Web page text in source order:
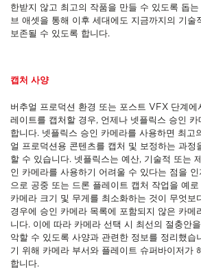
한받지 않고 최고의 작품을 만들 수 있도록 돕는
브 애셋을 통해 이후 세대에도 지금까지의 기술
보존될 수 있도록 합니다.
캡처 사양
버추얼 프로덕션 환경 또는 포스트 VFX 단계
레이트를 캡처할 경우, 언제나 넷플릭스 승인
합니다. 넷플릭스 승인 카메라를 사용하면 최고
얼 프로덕션용 콘텐츠를 캡처 및 보정하는 과정
할 수 있습니다. 넷플릭스는 예산, 기술적 또는
인 카메라를 사용하기 어려울 수 있다는 점을
으로 공중 또는 드론 플레이트 캡처 작업을 예
카메라 크기 및 무게를 최소화하는 것이 무엇보
경우에 승인 카메라 목록에 포함되지 않은 카메
니다. 이에 따라 카메라 선택 시 최선의 절충안
악할 수 있도록 사양과 관련한 정보를 정리했습
기 위해 카메라 부서와 플레이트 슈퍼바이저가
합니다.